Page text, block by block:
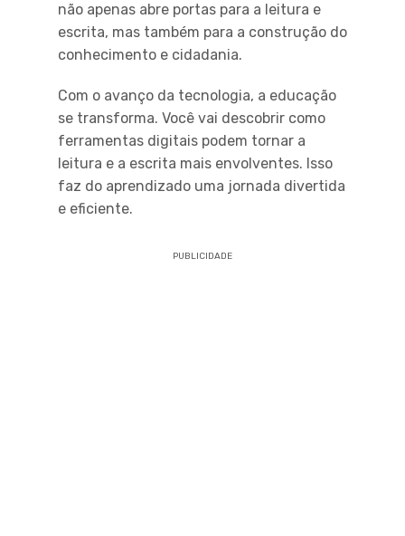
não apenas abre portas para a leitura e
escrita, mas também para a construção do
conhecimento e cidadania.
Com o avanço da tecnologia, a educação
se transforma. Você vai descobrir como
ferramentas digitais podem tornar a
leitura e a escrita mais envolventes. Isso
faz do aprendizado uma jornada divertida
e eficiente.
PUBLICIDADE